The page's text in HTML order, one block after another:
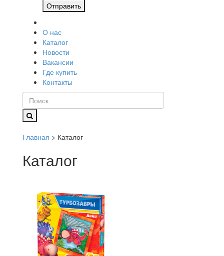
Отправить
О нас
Каталог
Новости
Вакансии
Где купить
Контакты
Главная > Каталог
Каталог